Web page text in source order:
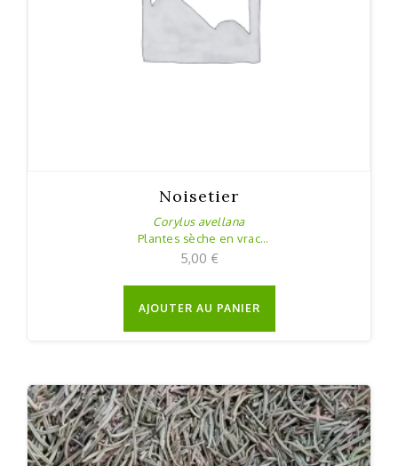
Noisetier
Corylus avellana
Plantes sèche en vrac
20g
5,00 €
AJOUTER AU PANIER